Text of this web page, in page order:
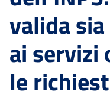
valida sia
ai servizi
le